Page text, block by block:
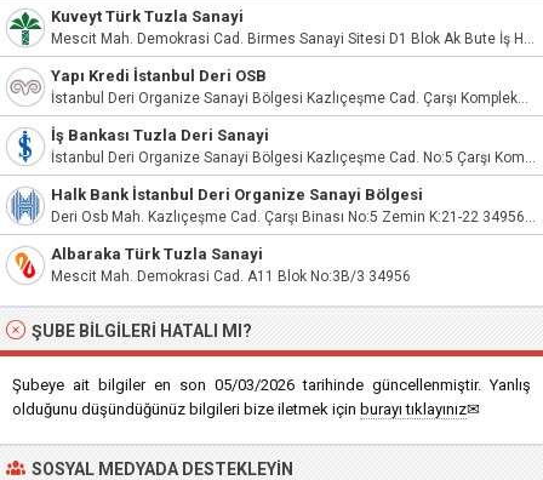
Kuveyt Türk Tuzla Sanayi
Mescit Mah. Demokrasi Cad. Birmes Sanayi Sitesi D1 Blok Ak Bute İş Hanı No:3Z İç Kapı No:5 Tuzla/İstanbul
Yapı Kredi İstanbul Deri OSB
İstanbul Deri Organize Sanayi Bölgesi Kazlıçeşme Cad. Çarşı Kompleksi No:5/23 Tuzla / İstanbul
İş Bankası Tuzla Deri Sanayi
İstanbul Deri Organize Sanayi Bölgesi Kazlıçeşme Cad. No:5 Çarşı Kompleksi Tuzla
Halk Bank İstanbul Deri Organize Sanayi Bölgesi
Deri Osb Mah. Kazlıçeşme Cad. Çarşı Binası No:5 Zemin K:21-22 34956 Tuzla
Albaraka Türk Tuzla Sanayi
Mescit Mah. Demokrasi Cad. A11 Blok No:3B/3 34956
ŞUBE BILGILERI HATALI MI?
Şubeye ait bilgiler en son 05/03/2026 tarihinde güncellenmiştir. Yanlış
olduğunu düşündüğünüz bilgileri bize iletmek için burayı tıklayınız✉
SOSYAL MEDYADA DESTEKLEYIN